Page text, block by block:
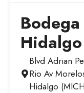
Hidalgo
Blvd Adrian
Rio Av
Hidalgo